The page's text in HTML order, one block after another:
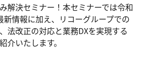
解決セミナー！本セミナーでは令和
情報に加え、リコーグループでの
法改正の対応と業務DXを実現する
介いたします。